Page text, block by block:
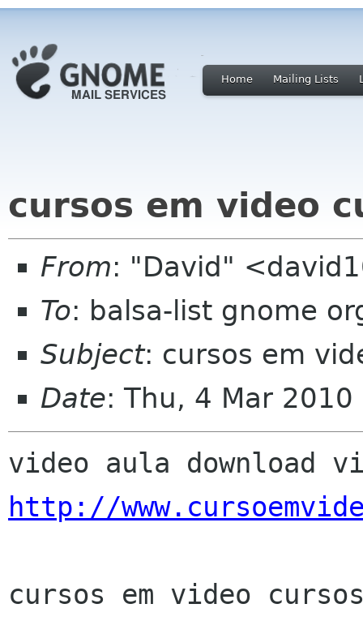
Home Mailing Lists
cursos em video
From: "David"
To: balsa-list gnome
Subject: cursos em
Date: Thu, 4 Mar
http://
cursos em video